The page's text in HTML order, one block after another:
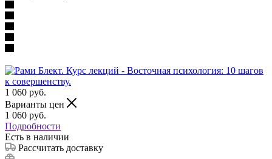
1 060 руб.
Варианты цен
1 060 руб.
Подробности
Есть в наличии
Рассчитать доставку